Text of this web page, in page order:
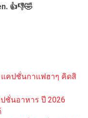
👍👎🤣
แคปชั่นกาแฟฮาๆ คิดสิ
ชั่นอาหาร ปี 2026